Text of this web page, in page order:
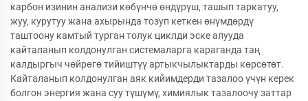
карбон изинин анализи көбүнчө өндүрүш, ташып таркатуу,
жуу, курутуу жана ахырында тозуп кеткен өнүмдөрдү
таштоону камтый турган толук циклди эске алууда
кайталанып колдонулган системаларга караганда таң
калдыргыч чөйрөгө тийиштүү артыкчылыктарды көрсөтөт.
Кайталанып колдонулган аяк кийимдерди тазалоо үчүн керек
болгон энергия жана суу түшүмү, химиялык тазалоочу заттар